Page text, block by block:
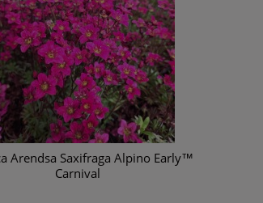
Arendsa Saxifraga Alpino Early™
Carnival